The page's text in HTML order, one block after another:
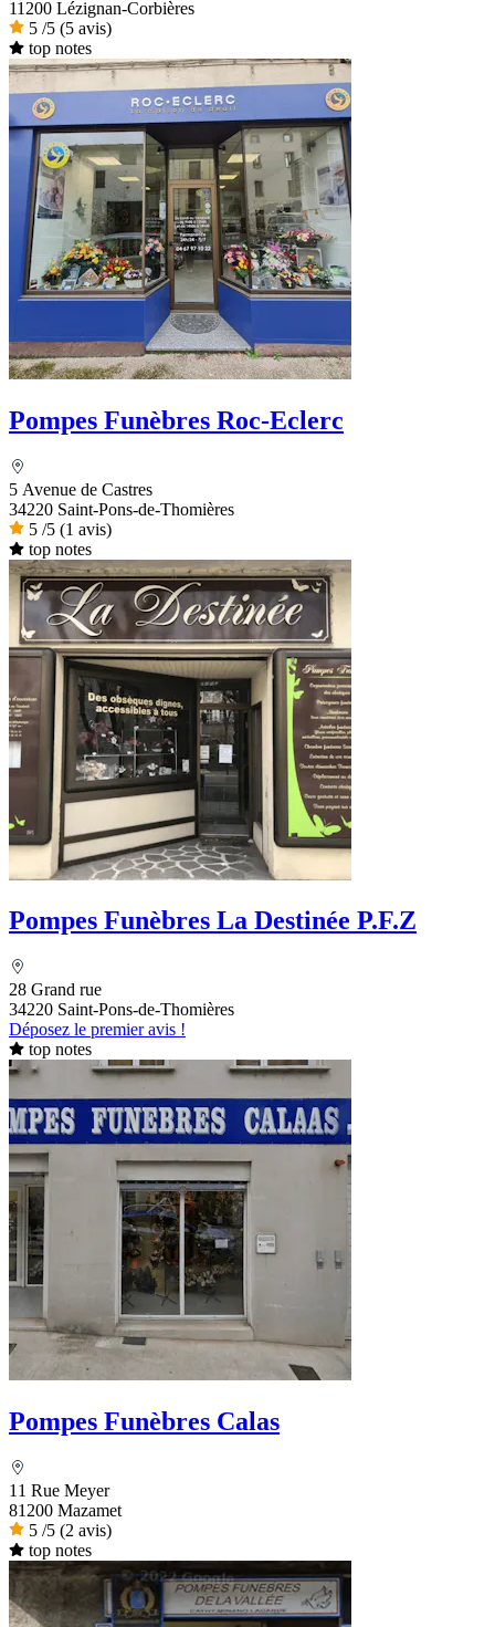
11200 Lézignan-Corbières
5 /5 (5 avis)
top notes
Pompes Funèbres Roc-Eclerc
5 Avenue de Castres
34220 Saint-Pons-de-Thomières
5 /5 (1 avis)
top notes
Pompes Funèbres La Destinée P.F.Z
28 Grand rue
34220 Saint-Pons-de-Thomières
Déposez le premier avis !
top notes
Pompes Funèbres Calas
11 Rue Meyer
81200 Mazamet
5 /5 (2 avis)
top notes